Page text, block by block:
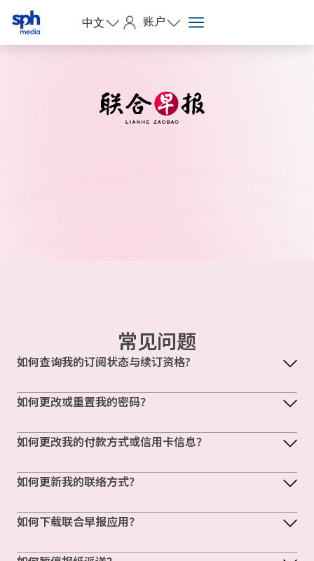
中文 账户
常见问题
如何查询我的订阅状态与续订资格?
如何更改或重置我的密码？
如何更改我的付款方式或信用卡信息？
如何更新我的联络方式？
如何下载联合早报应用？